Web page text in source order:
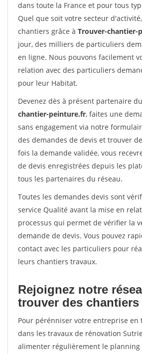
dans toute la France et pour tous
Quel que soit votre secteur
chantiers grâce à Trouver-chantier-
jour, des milliers de particuliers
en ligne. Nous pouvons facilement
relation avec des particuliers
pour leur Habitat.
Devenez dès à présent partenaire
chantier-peinture.fr, faites une
sans engagement via notre
des demandes de devis et trouver
fois la demande validée, vous
de devis enregistrées depuis les
tous les partenaires du réseau.
Toutes les demandes devis sont
service Qualité avant la mise en
processus qui permet de vérifier la
demande de devis. Vous pouvez
contact avec les particuliers pour
leurs chantiers travaux.
Rejoignez notre
trouver des chantiers
Pour pérénniser votre entreprise en
dans les travaux de rénovation
alimenter régulièrement le planning